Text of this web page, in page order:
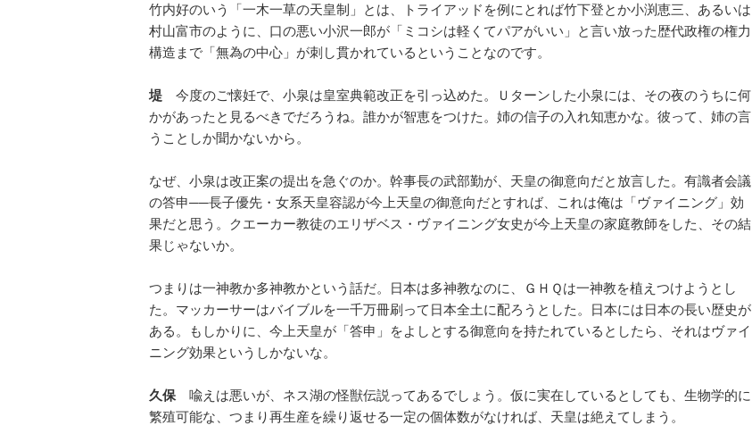
竹内好のいう「一木一草の天皇制」とは、トライアッドを例にとれば竹下登とか小渕恵三、あるいは
村山富市のように、口の悪い小沢一郎が「ミコシは軽くてパアがいい」と言い放った歴代政権の権力
構造まで「無為の中心」が刺し貫かれているということなのです。
堤 今度のご懐妊で、小泉は皇室典範改正を引っ込めた。Ｕターンした小泉には、その夜のうちに何
かがあったと見るべきでだろうね。誰かが智恵をつけた。姉の信子の入れ知恵かな。彼って、姉の言
うことしか聞かないから。
なぜ、小泉は改正案の提出を急ぐのか。幹事長の武部勤が、天皇の御意向だと放言した。有識者会議
の答申──長子優先・女系天皇容認が今上天皇の御意向だとすれば、これは俺は「ヴァイニング」効
果だと思う。クエーカー教徒のエリザベス・ヴァイニング女史が今上天皇の家庭教師をした、その結
果じゃないか。
つまりは一神教か多神教かという話だ。日本は多神教なのに、ＧＨＱは一神教を植えつけようとし
た。マッカーサーはバイブルを一千万冊刷って日本全土に配ろうとした。日本には日本の長い歴史が
ある。もしかりに、今上天皇が「答申」をよしとする御意向を持たれているとしたら、それはヴァイ
ニング効果というしかないな。
久保 喩えは悪いが、ネス湖の怪獣伝説ってあるでしょう。仮に実在しているとしても、生物学的に
繁殖可能な、つまり再生産を繰り返せる一定の個体数がなければ、天皇は絶えてしまう。